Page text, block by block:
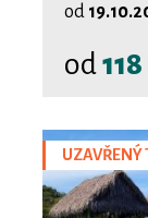
od
od
UZAVŘENÝ